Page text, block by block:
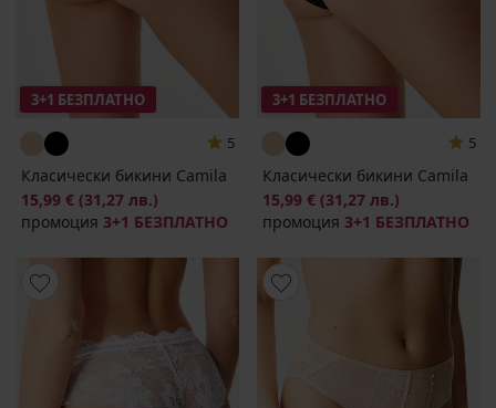
3+1 БЕЗПЛАТНО
5
Класически бикини Camila
15,99 € (31,27 лв.)
промоция 3+1 БЕЗПЛАТНО
3+1 БЕЗПЛАТНО
5
Класически бикини Camila
15,99 € (31,27 лв.)
промоция 3+1 БЕЗПЛАТНО